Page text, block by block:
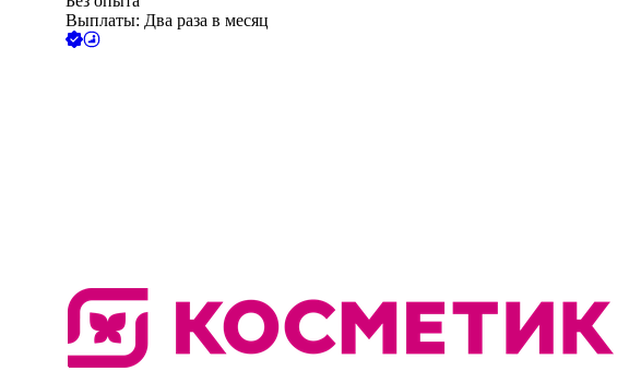
Выплаты: Два раза в месяц